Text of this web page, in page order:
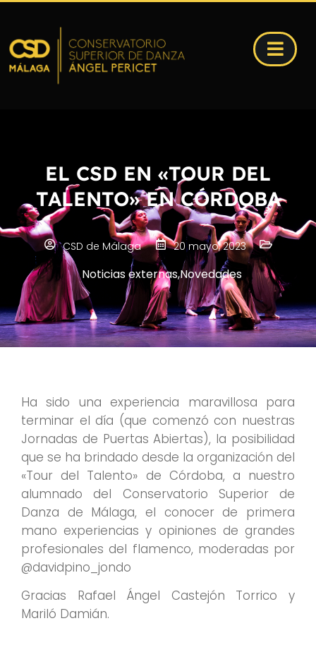
EL CSD EN «TOUR DEL
TALENTO» EN CÓRDOBA
CSD de Málaga 20 mayo, 2023
Noticias externas,Novedades
Ha sido una experiencia maravillosa para
terminar el día (que comenzó con nuestras
Jornadas de Puertas Abiertas), la posibilidad
que se ha brindado desde la organización del
«Tour del Talento» de Córdoba, a nuestro
alumnado del Conservatorio Superior de
Danza de Málaga, el conocer de primera
mano experiencias y opiniones de grandes
profesionales del flamenco, moderadas por
@davidpino_jondo
Gracias Rafael Ángel Castejón Torrico y
Mariló Damián.